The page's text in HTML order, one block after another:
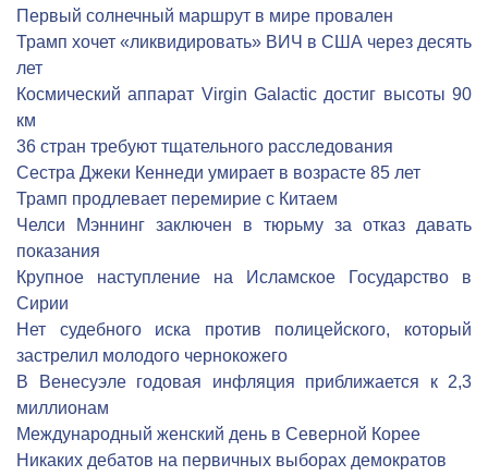
Первый солнечный маршрут в мире провален
Трамп хочет «ликвидировать» ВИЧ в США через десять
лет
Космический аппарат Virgin Galactic достиг высоты 90
км
36 стран требуют тщательного расследования
Сестра Джеки Кеннеди умирает в возрасте 85 лет
Трамп продлевает перемирие с Китаем
Челси Мэннинг заключен в тюрьму за отказ давать
показания
Крупное наступление на Исламское Государство в
Сирии
Нет судебного иска против полицейского, который
застрелил молодого чернокожего
В Венесуэле годовая инфляция приближается к 2,3
миллионам
Международный женский день в Северной Корее
Никаких дебатов на первичных выборах демократов